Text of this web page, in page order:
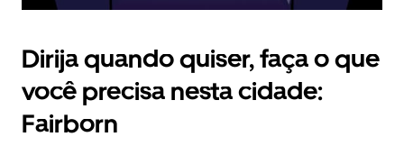
Dirija quando quiser, faça o que
você precisa nesta cidade:
Fairborn